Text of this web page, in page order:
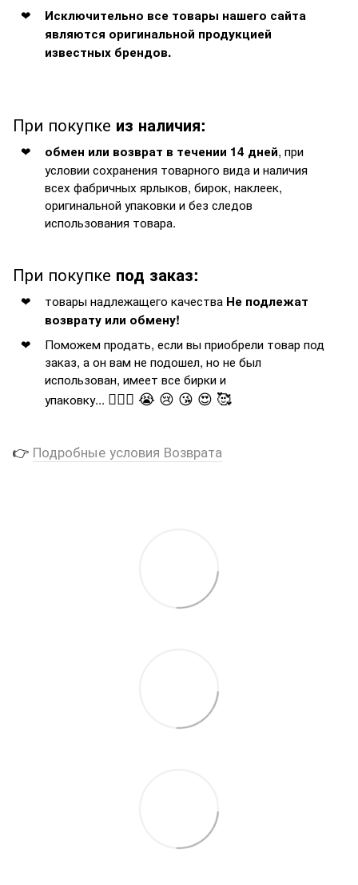
Исключительно все товары нашего сайта
являются оригинальной продукцией
известных брендов.
При покупке из наличия:
обмен или возврат в течении 14 дней, при
условии сохранения товарного вида и наличия
всех фабричных ярлыков, бирок, наклеек,
оригинальной упаковки и без следов
использования товара.
При покупке под заказ:
товары надлежащего качества Не подлежат
возврату или обмену!
Поможем продать, если вы приобрели товар под
заказ, а он вам не подошел, но не был
использован, имеет все бирки и
упаковку... 🤦🏻‍♂️ 😭 😢 😘 😍 🥰
👉 Подробные условия Возврата